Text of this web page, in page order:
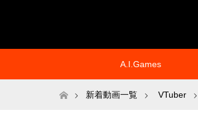
A.I.Games
ホーム新着動画一覧 VTuber